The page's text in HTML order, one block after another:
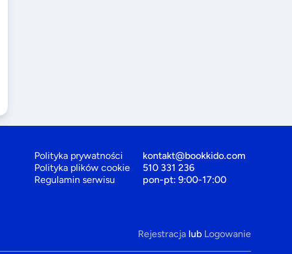
Polityka prywatności
Polityka plików cookie
Regulamin serwisu
kontakt@bookkido.com
510 331 236
pon-pt: 9:00-17:00
Rejestracja lub Logowanie